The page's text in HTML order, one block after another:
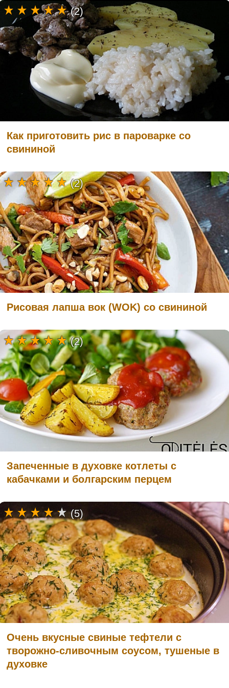
Как приготовить рис в пароварке со
свининой
(2)
Рисовая лапша вок (WOK) со свининой
(2)
Запеченные в духовке котлеты с
кабачками и болгарским перцем
(2)
Очень вкусные свиные тефтели с
творожно-сливочным соусом, тушеные в
духовке
(5)